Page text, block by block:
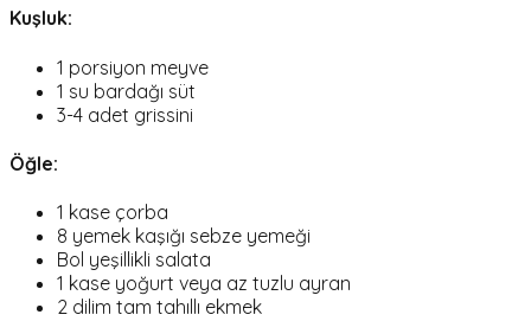
Kuşluk:
1 porsiyon meyve
1 su bardağı süt
3-4 adet grissini
Öğle:
1 kase çorba
8 yemek kaşığı sebze yemeği
Bol yeşillikli salata
1 kase yoğurt veya az tuzlu ayran
2 dilim tam tahıllı ekmek